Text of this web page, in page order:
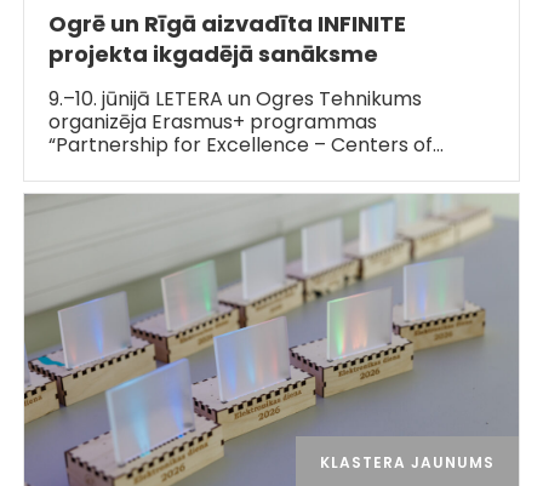
Ogrē un Rīgā aizvadīta INFINITE
projekta ikgadējā sanāksme
9.–10. jūnijā LETERA un Ogres Tehnikums
organizēja Erasmus+ programmas
“Partnership for Excellence – Centers of…
KLASTERA JAUNUMS